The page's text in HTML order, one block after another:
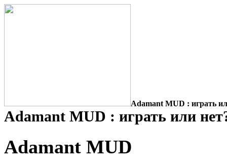
Adamant MUD : играть
Adamant MUD : играть или
Adamant MUD